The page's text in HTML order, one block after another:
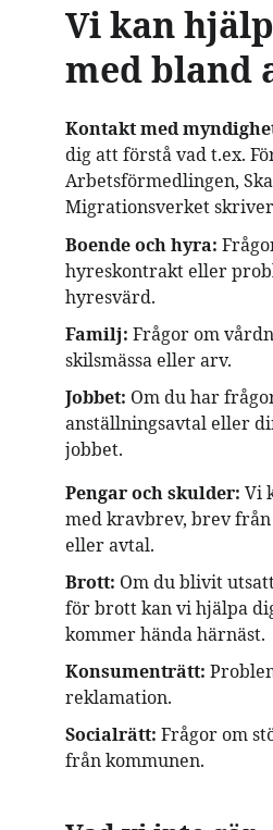
Vi kan
med bland
Kontakt med
dig att förstå vad t.ex.
Arbetsförmedlingen,
Migrationsverket
Boende och hyra:
hyreskontrakt eller
hyresvärd.
Familj: Frågor om
skilsmässa eller arv.
Jobbet: Om du har
anställningsavtal eller
jobbet.
Pengar och skulder: Vi
med kravbrev, brev
eller avtal.
Brott: Om du blivit
för brott kan vi hjälpa
kommer hända härnäst.
Konsumenträtt:
reklamation.
Socialrätt: Frågor om
från kommunen.